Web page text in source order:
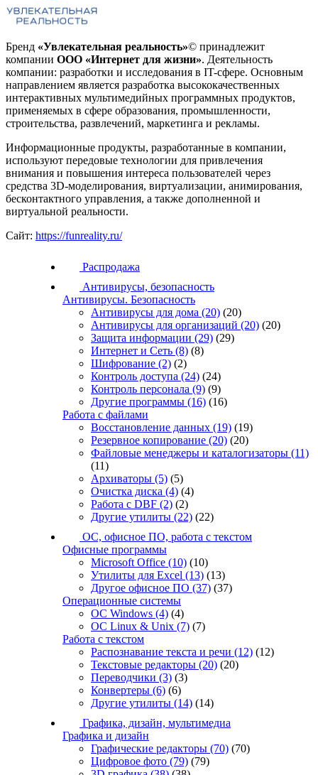
Бренд «Увлекательная реальность»© принадлежит
компании ООО «Интернет для жизни». Деятельность
компании: разработки и исследования в IT-сфере. Основным
направлением является разработка высококачественных
интерактивных мультимедийных программных продуктов,
применяемых в сфере образования, промышленности,
строительства, развлечений, маркетинга и рекламы.
Информационные продукты, разработанные в компании,
используют передовые технологии для привлечения
внимания и повышения интереса пользователей через
средства 3D-моделирования, виртуализации, анимирования,
бесконтактного управления, а также дополненной и
виртуальной реальности.
Сайт: https://funreality.ru/
Распродажа
Антивирусы, безопасность
Антивирусы. Безопасность
Антивирусы для дома (20) (20)
Антивирусы для организаций (20) (20)
Защита информации (29) (29)
Интернет и Сеть (8) (8)
Шифрование (2) (2)
Контроль доступа (24) (24)
Контроль персонала (9) (9)
Другие программы (16) (16)
Работа с файлами
Восстановление данных (19) (19)
Резервное копирование (20) (20)
Файловые менеджеры и каталогизаторы (11)
(11)
Архиваторы (5) (5)
Очистка диска (4) (4)
Работа с DBF (2) (2)
Другие утилиты (22) (22)
ОС, офисное ПО, работа с текстом
Офисные программы
Microsoft Office (10) (10)
Утилиты для Excel (13) (13)
Другое офисное ПО (37) (37)
Операционные системы
ОС Windows (4) (4)
ОС Linux & Unix (7) (7)
Работа с текстом
Распознавание текста и речи (12) (12)
Текстовые редакторы (20) (20)
Переводчики (3) (3)
Конвертеры (6) (6)
Другие утилиты (14) (14)
Графика, дизайн, мультимедиа
Графика и дизайн
Графические редакторы (70) (70)
Цифровое фото (79) (79)